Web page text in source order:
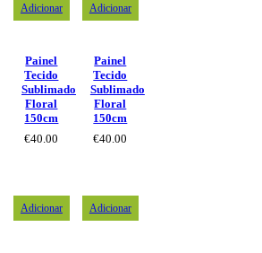
Adicionar
Painel
Tecido
Sublimado
Floral
150cm
€40.00
Adicionar
Painel
Tecido
Sublimado
Floral
150cm
€40.00
Adicionar Adicionar